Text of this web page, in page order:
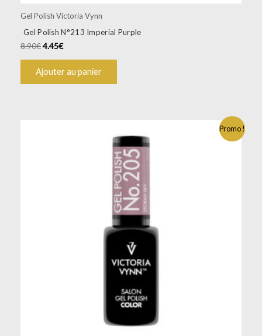
Gel Polish Victoria Vynn
Gel Polish N°213 Imperial Purple
8.90€4.45€
Ajouter au panier
Promo !